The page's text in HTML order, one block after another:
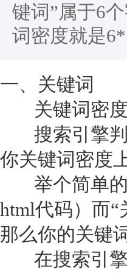
键词”属于6
词密度就是
一、关键词
关键词密度
搜索引擎判
你关键词密度
举个简单的
html代码）而“
那么你的关键
在搜索引擎